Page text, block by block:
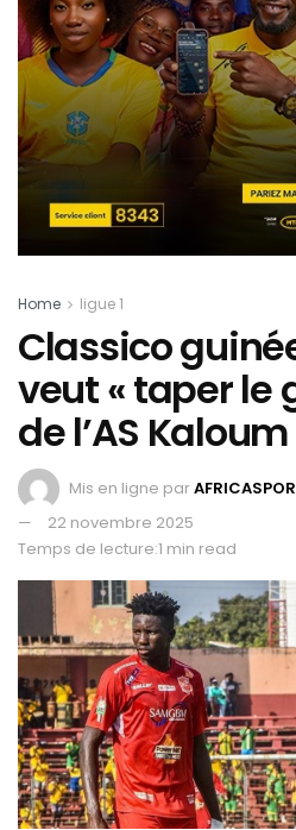
Home ligue 1
Classico
veut « taper le
de l’AS Kaloum
Mis en ligne par
22 novembre 2025
Temps de lecture:1 min read